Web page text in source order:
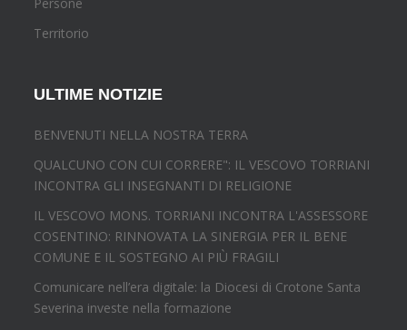
Territorio
ULTIME NOTIZIE
BENVENUTI NELLA NOSTRA TERRA
QUALCUNO CON CUI CORRERE": IL VESCOVO TORRIANI
INCONTRA GLI INSEGNANTI DI RELIGIONE
IL VESCOVO MONS. TORRIANI INCONTRA L'ASSESSORE
COSENTINO: RINNOVATA LA SINERGIA PER IL BENE
COMUNE E IL SOSTEGNO AI PIÙ FRAGILI
Comunicare nell’era digitale: la Diocesi di Crotone Santa
Severina investe nella formazione